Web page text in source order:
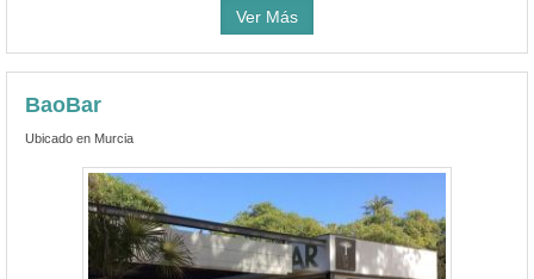
Ver Más
BaoBar
Ubicado en Murcia